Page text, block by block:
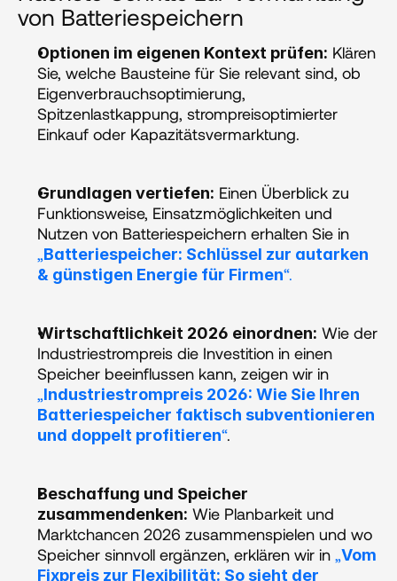
von Batteriespeichern
Optionen im eigenen Kontext prüfen: Klären
Sie, welche Bausteine für Sie relevant sind, ob
Eigenverbrauchsoptimierung,
Spitzenlastkappung, strompreisoptimierter
Einkauf oder Kapazitätsvermarktung.
Grundlagen vertiefen: Einen Überblick zu
Funktionsweise, Einsatzmöglichkeiten und
Nutzen von Batteriespeichern erhalten Sie in
„Batteriespeicher: Schlüssel zur autarken
& günstigen Energie für Firmen“.
Wirtschaftlichkeit 2026 einordnen: Wie der
Industriestrompreis die Investition in einen
„Industriestrompreis 2026: Wie Sie Ihren
Batteriespeicher faktisch subventionieren
und doppelt profitieren“.
Beschaffung und Speicher
zusammendenken: Wie Planbarkeit und
Marktchancen 2026 zusammenspielen und wo
Speicher sinnvoll ergänzen, erklären wir in „Vom
Fixpreis zur Flexibilität: So sieht der